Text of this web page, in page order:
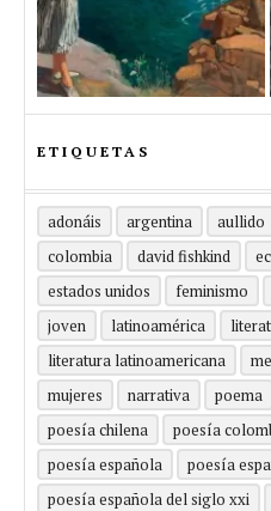
ETIQUETAS
adonáis argentina aullido
colombia
david fishkind
estados unidos
feminismo
joven
latinoamérica
literatura latinoamericana
mujeres
narrativa poema
poesía chilena
poesía
poesía española
poesía
poesía española del siglo xxi